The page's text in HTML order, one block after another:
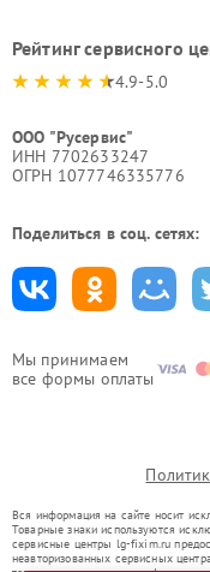
Мы принимаем
все формы оплаты
Рейтинг сервисного
4.9-5.0
ООО "Русервис"
ИНН 7702633247
ОГРН 1077746335776
Поделиться в соц. сетях:
Вся информация на сайте носит
Товарные знаки используются
сервисные центры lg-fixim.ru
неавторизованных сервисных